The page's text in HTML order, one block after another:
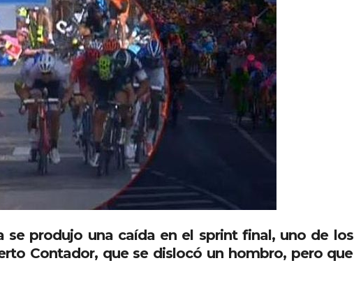
se produjo una caída en el sprint final, uno de los
Contador, que se dislocó un hombro, pero que